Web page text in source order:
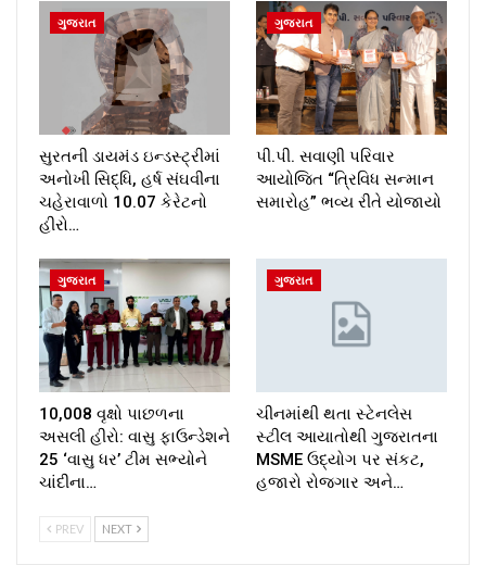
ગુજરાત
સુરતની ડાયમંડ ઇન્ડસ્ટ્રીમાં
અનોખી સિદ્ધિ, હર્ષ સંઘવીના
ચહેરાવાળો 10.07 કેરેટનો
હીરો…
ગુજરાત
પી.પી. સવાણી પરિવાર
આયોજિત “ત્રિવિધ સન્માન
સમારોહ” ભવ્ય રીતે યોજાયો
ગુજરાત
10,008 વૃક્ષો પાછળના
અસલી હીરો: વાસુ ફાઉન્ડેશને
25 ‘વાસુ ધર’ ટીમ સભ્યોને
ચાંદીના…
ગુજરાત
ચીનમાંથી થતા સ્ટેનલેસ
સ્ટીલ આયાતોથી ગુજરાતના
MSME ઉદ્યોગ પર સંકટ,
હજારો રોજગાર અને…
PREV NEXT